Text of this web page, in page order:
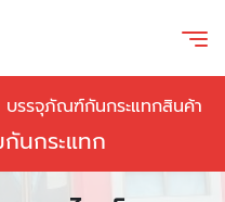
บรรจุภัณฑ์กันกระแทกสินค้า
นกระแทก